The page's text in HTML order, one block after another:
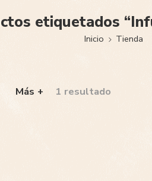
etiquetados
Inicio Tienda
Más + 1 resultado